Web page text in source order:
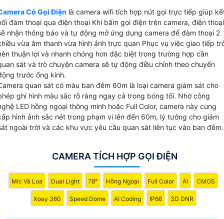
Với Trang bị cao cấp mang lại sự tiện lợi và linh hoạt
việc quản lý và giám sát đồng thời giúp tiết kiệm chi
với việc không cần phải chi trả cho cuộc gọi điện thoại.
Có Gọi Điện là camera wifi tích hợp nút gọi trực tiếp giúp
đàm thoại qua điện thoại Khi bấm gọi điện trên camera, điện thoại
nhận thông báo và tự động mở ứng dụng camera để đàm thoại 2
vừa âm thanh vừa hình ảnh trực quan Phục vụ việc giao tiếp
thuận lợi và nhanh chóng hơn đặc biệt trong trường hợp cần
sát và trò chuyện camera sẽ tự động điều chỉnh theo chuyển
trước ống kính.
quan sát có màu ban đêm 60m là loại camera giám sát cho
ghi hình màu sắc rõ ràng ngay cả trong bóng tối. Nhờ công
LED hồng ngoại thông minh hoặc Full Color, camera này cung
hình ảnh sắc nét trong phạm vi lên đến 60m, lý tưởng cho giám
ngoài trời và các khu vực yêu cầu quan sát liên tục vào ban đêm.
CAMERA TÍCH HỢP GỌI ĐIỆN
Mic Và Loa Dual Light 78° Hồng Ngoại Full Color AI CMOS
Xoay 360 Speed Dome AI Coding IP66 3D DNR